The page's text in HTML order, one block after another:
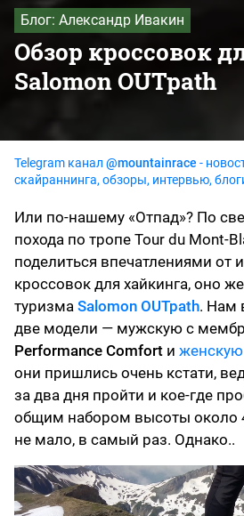
Блог: Александр Ивакин
Обзор кроссовок
Salomon OUTpath
Telegram канал @mountainrace -
скайраннинга, обзоры, интервью,
Или по-нашему «Отпад»? По
похода по тропе Tour du Mont-
поделиться впечатлениями от
кроссовок для хайкинга, оно
туризма Salomon OUTpath. Нам
две модели — мужскую с
Performance Comfort и
они пришлись очень кстати,
за два дня пройти и кое-где
общим набором высоты около
не мало, в самый раз. Однако..